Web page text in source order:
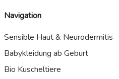
Navigation
Sensible Haut & Neurodermitis
Babykleidung ab Geburt
Bio Kuscheltiere